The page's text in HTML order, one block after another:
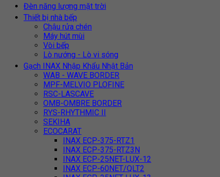
Đèn năng lượng mặt trời
Thiết bị nhà bếp
Chậu rửa chén
Máy hút mùi
Vòi bếp
Lò nướng - Lò vi sóng
Gạch INAX Nhập Khẩu Nhật Bản
WAB - WAVE BORDER
MPF-MELVIO PLOFINE
RSC-LASCAVE
OMB-OMBRE BORDER
RYS-RHYTHMIC II
SEKIHA
ECOCARAT
INAX ECP-375-RTZ1
INAX ECP-375-RTZ3N
INAX ECP-25NET-LUX-12
INAX ECP-60NET/QLT2